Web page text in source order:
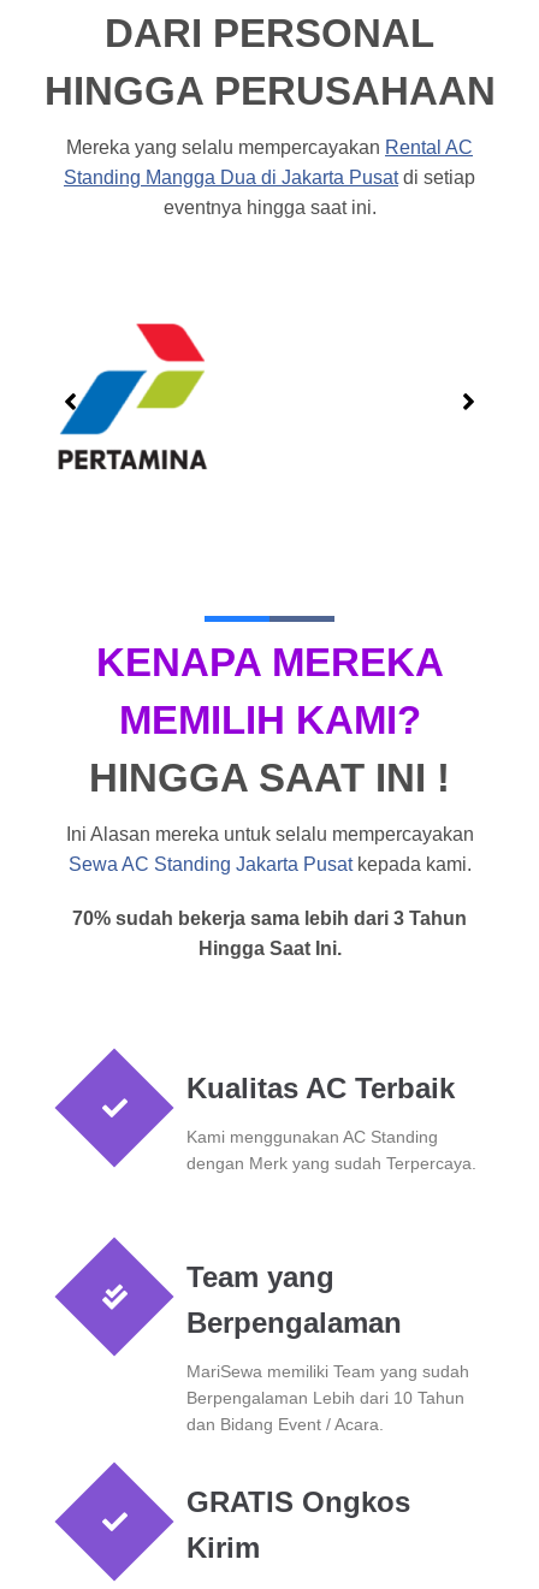
DARI PERSONAL
HINGGA PERUSAHAAN
Mereka yang selalu mempercayakan Rental AC
Standing Mangga Dua di Jakarta Pusatdi setiap
eventnya hingga saat ini.
KENAPA MEREKA
MEMILIH KAMI?
HINGGA SAAT INI !
Ini Alasan mereka untuk selalu mempercayakan
Sewa AC Standing Jakarta Pusatkepada kami.
70% sudah bekerja sama lebih dari 3 Tahun
Hingga Saat Ini.
Kualitas AC Terbaik
Kami menggunakan AC Standing
dengan Merk yang sudah Terpercaya.
Team yang
Berpengalaman
MariSewa memiliki Team yang sudah
Berpengalaman Lebih dari 10 Tahun
dan Bidang Event / Acara.
GRATIS Ongkos
Kirim